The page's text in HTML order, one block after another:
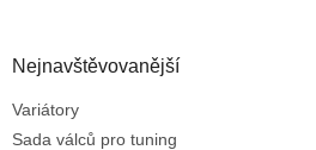
Nejnavštěvovanější
Variátory
Sada válců pro tuning